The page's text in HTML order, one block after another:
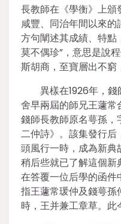
長教師在《學衡》上
咸豐、同治年間以來
方句闡述其成績、特點
莫不偶珍”，意思是說
斯胡商，至寶層出不窮
異樣在1926年，
舍早兩屆的師兄王蘧常
錢師長教師原名萼孫
二仲詩》。該集發行后
頭風行一時，成為新
稍后些就已了解這個
在答覆一位后學的函件
指王蘧常瑗仲及錢萼
時，王并兼工章草。此